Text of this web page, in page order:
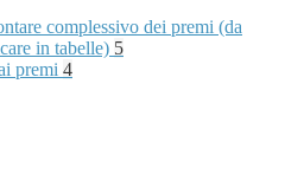
complessivo dei premi (da
in tabelle) 5
premi 4